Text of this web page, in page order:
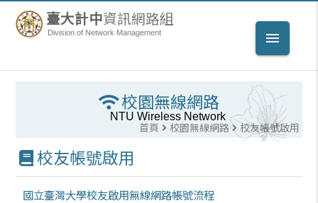
臺大計中資訊網路組
Division of Network Management menu
校園無線網路
NTU Wireless Network
首頁 校園無線網路 校友帳號啟用
校友帳號啟用
國立臺灣大學校友啟用無線網路帳號流程